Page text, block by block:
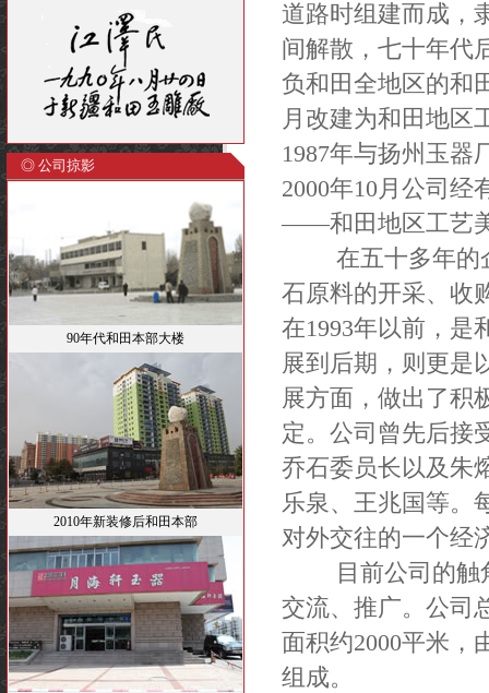
◎ 公司掠影
90年代和田本部大楼
2010年新装修后和田本部
道路时组建而成，
间解散，七十年代
负和田全地区的和
月改建为和田地区
1987年与扬州玉器
2000年10月公司
——和田地区工艺
在五十多年的企
石原料的开采、收
在1993年以前，是
展到后期，则更是
展方面，做出了积
定。公司曾先后接
乔石委员长以及朱
乐泉、王兆国等。
对外交往的一个经
目前公司的触角
交流、推广。公司
面积约2000平米，
组成。